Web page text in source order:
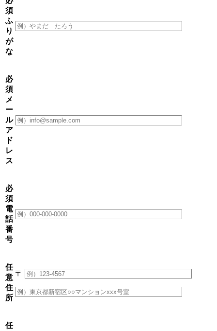
須
ふ
り
が
な
必
須
メ
ー
ル
ア
ド
レ
ス
必
須
電
話
番
号
任
意
住
所
〒
任